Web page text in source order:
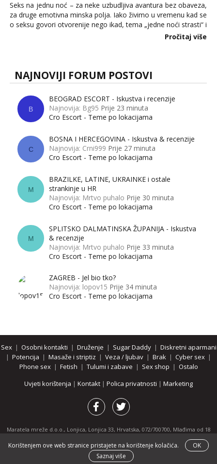
Seks na jednu noć – za neke uzbudljiva avantura bez obaveza,
za druge emotivna minska polja. Iako živimo u vremenu kad se
o seksu govori otvorenije nego ikad, tema „jedne noći strasti“ i
dalje izaziva burne rasprave. Što zapravo misle žene, a što
Pročitaj više
NAJNOVIJI FORUM POSTOVI
B
BEOGRAD ESCORT - Iskustva i recenzije
Najnovija: Bg95 Prije 23 minuta
Cro Escort - Teme po lokacijama
C
BOSNA I HERCEGOVINA - Iskustva & recenzije
Najnovija: Crni999 Prije 27 minuta
Cro Escort - Teme po lokacijama
M
BRAZILKE, LATINE, UKRAINKE i ostale
strankinje u HR
Najnovija: Mrtvo puhalo Prije 30 minuta
Cro Escort - Teme po lokacijama
M
SPLITSKO DALMATINSKA ŽUPANIJA - Iskustva
& recenzije
Najnovija: Mrtvo puhalo Prije 33 minuta
Cro Escort - Teme po lokacijama
ZAGREB - Jel bio tko?
Najnovija: lopov15 Prije 34 minuta
Cro Escort - Teme po lokacijama
Sex| Osobni kontakti | Druženje | Sugar Daddy| Diskretni aparmani
| Potencija | Masaže i striptiz | Veza / ljubav | Brak | Cyber sex |
Phone sex| Fetish | Tulumi i zabave | Sex shop | Ostalo
Uvjeti korištenja | Kontakt | Polica privatnosti | Marketing
Maratela mreže d.o.o., Lonjica, Lonjica 33, Hrvatska, 072/700700, Mlađima od 18
Partnerski portali:osobnikontakti.com|hotline.hr|ThePornDude.com
Korištenjem ove web stranice pristajete na korištenje kolačića.
OK
Saznaj više